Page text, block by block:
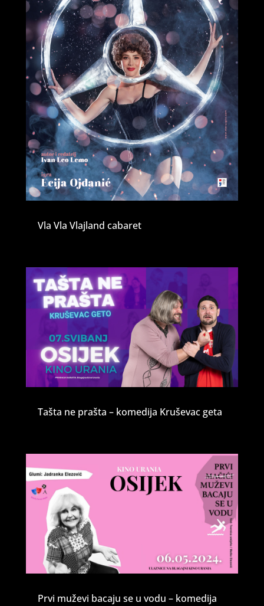
Vla Vla Vlajland cabaret
Tašta ne prašta – komedija Kruševac geta
Prvi muževi bacaju se u vodu – komedija